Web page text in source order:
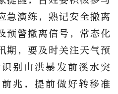
急演练，熟记安全撤离
预警撤离信号，常态化
期，要及时关注天气预
别山洪暴发前溪水突
兆，提前做好转移准